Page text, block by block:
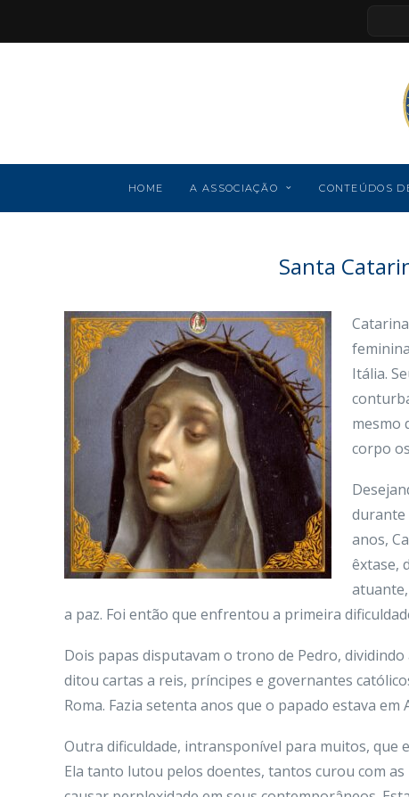
HOME A ASSOCIAÇÃO CONTEÚDOS
Santa
Itália.
mesmo
corpo
durante
anos,
êxtase,
a paz. Foi então que enfrentou a primeira
Dois papas disputavam o trono de Pedro,
ditou cartas a reis, príncipes e governantes
Roma. Fazia setenta anos que o papado estava
Outra dificuldade, intransponível para muitos, que
Ela tanto lutou pelos doentes, tantos curou com